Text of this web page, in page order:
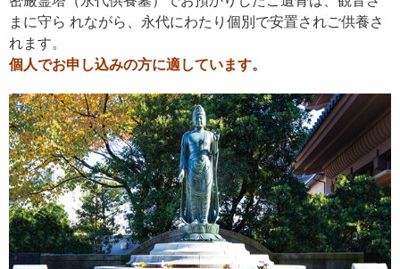
まに守ら れながら、永代にわたり個別で安置されご供養さ
れます。
個人でお申し込みの方に適しています。